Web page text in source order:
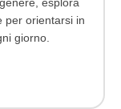
esplora
per orientarsi in
giorno.